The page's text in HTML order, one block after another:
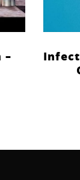
–